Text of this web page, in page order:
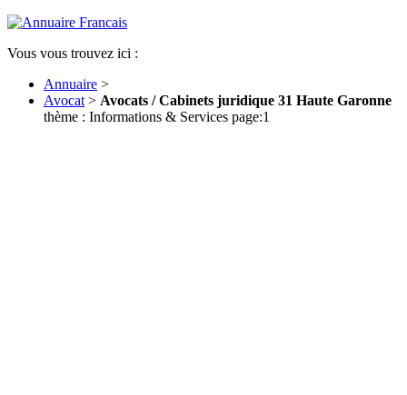
Vous vous trouvez ici :
Annuaire >
Avocat > Avocats / Cabinets juridique 31 Haute Garonne
thème : Informations & Services page:1